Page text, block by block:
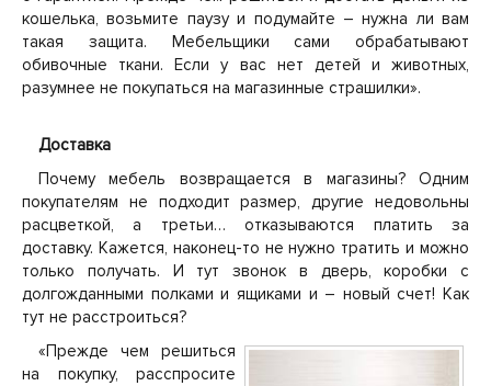
кошелька, возьмите паузу и подумайте – нужна ли вам
такая защита. Мебельщики сами обрабатывают
обивочные ткани. Если у вас нет детей и животных,
разумнее не покупаться на магазинные страшилки».
Доставка
Почему мебель возвращается в магазины? Одним
покупателям не подходит размер, другие недовольны
расцветкой, а третьи… отказываются платить за
доставку. Кажется, наконец-то не нужно тратить и можно
только получать. И тут звонок в дверь, коробки с
долгожданными полками и ящиками и – новый счет! Как
тут не расстроиться?
«Прежде чем решиться
на покупку, расспросите